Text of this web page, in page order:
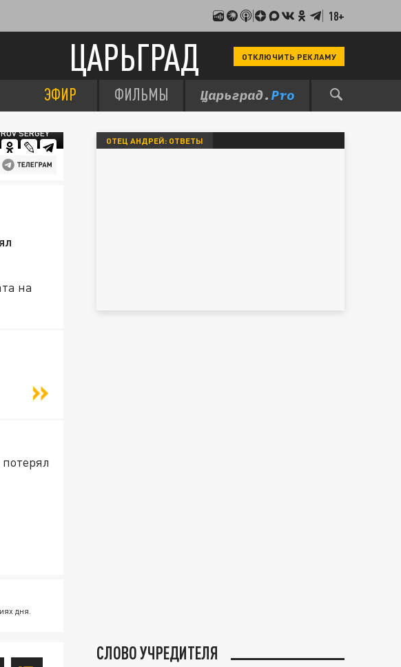
18+
ЦАРЬГРАД ОТКЛЮЧИТЬ РЕКЛАМУ
ЭФИР ФИЛЬМЫ
SERGEY
на
дня.
ОТЕЦ АНДРЕЙ: ОТВЕТЫ
СЛОВО УЧРЕДИТЕЛЯ